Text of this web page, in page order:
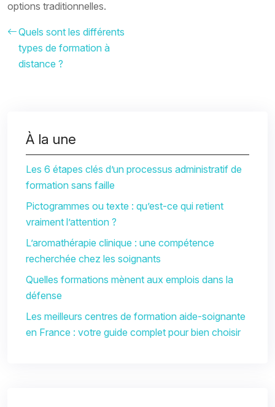
options traditionnelles.
Quels sont les différents
types de formation à
distance ?
À la une
Les 6 étapes clés d’un processus administratif de
formation sans faille
Pictogrammes ou texte : qu’est-ce qui retient
vraiment l’attention ?
L’aromathérapie clinique : une compétence
recherchée chez les soignants
Quelles formations mènent aux emplois dans la
défense
Les meilleurs centres de formation aide-soignante
en France : votre guide complet pour bien choisir